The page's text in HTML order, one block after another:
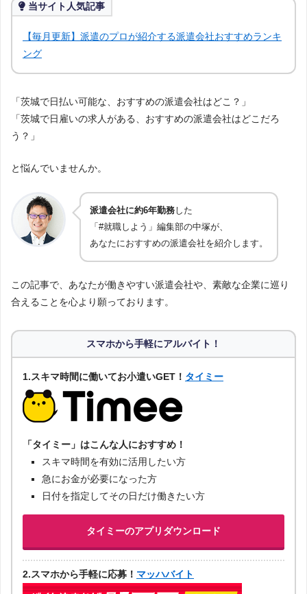
当サイト人気記事
【毎月更新】派遣のプロが紹介する派遣会社おすすめランキ
ング
「茨城で日払い可能な、おすすめの派遣会社はどこ？」
「茨城で日雇いの求人がある、おすすめの派遣会社はどこだろ
う？」
と悩んでいませんか。
派遣会社に約6年勤務した
「#就職しよう」編集部の中塚が、
あなたにおすすめの派遣会社を紹介します。
この記事で、あなたが働きやすい派遣会社や、素敵な企業に巡り
合えることを心より願っております。
スマホから手軽にアルバイト！
1.スキマ時間に働いてお小遣いGET！ タイミー
「タイミー」はこんな人におすすめ！
スキマ時間を有効に活用したい方
急にお金が必要になった方
日付を指定してその日だけ働きたい方
タイミーのアプリダウンロード
2.スマホから手軽に応募！ マッハバイト